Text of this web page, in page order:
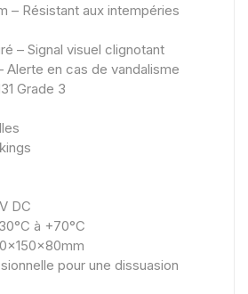
– Résistant aux intempéries
– Signal visuel clignotant
Alerte en cas de vandalisme
Grade 3
DC
à +70°C
pour une dissuasion